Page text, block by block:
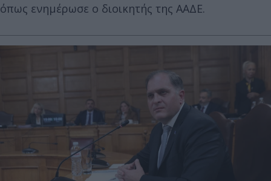
όπως ενημέρωσε ο διοικητής της ΑΑΔΕ.